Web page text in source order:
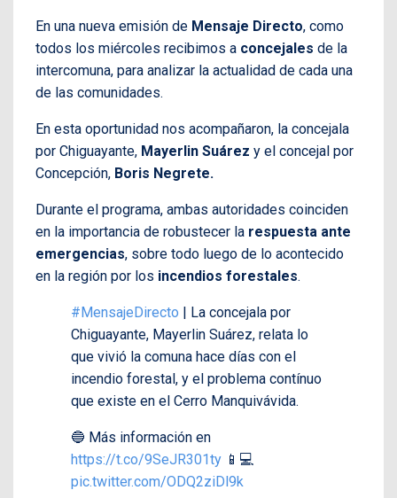
En una nueva emisión de Mensaje Directo, como
todos los miércoles recibimos a concejales de la
intercomuna, para analizar la actualidad de cada una
de las comunidades.
En esta oportunidad nos acompañaron, la concejala
por Chiguayante, Mayerlin Suárez y el concejal por
Concepción, Boris Negrete.
Durante el programa, ambas autoridades coinciden
en la importancia de robustecer la respuesta ante
emergencias, sobre todo luego de lo acontecido
en la región por los incendios forestales.
#MensajeDirecto | La concejala por
Chiguayante, Mayerlin Suárez, relata lo
que vivió la comuna hace días con el
incendio forestal, y el problema contínuo
que existe en el Cerro Manquivávida.
🔵 Más información en
https://t.co/9SeJR301ty 📱💻
pic.twitter.com/ODQ2ziDl9k